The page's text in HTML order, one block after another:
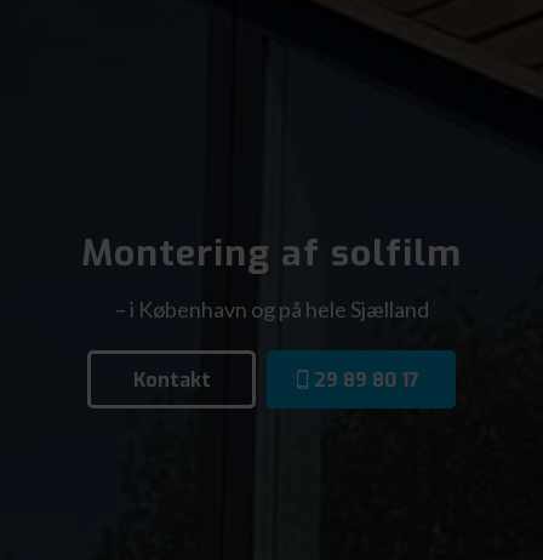
Montering af solfilm
– i København og på hele Sjælland
Kontakt 29 89 80 17